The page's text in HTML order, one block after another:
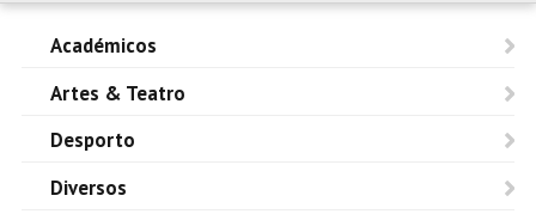
Académicos
Artes & Teatro
Desporto
Diversos